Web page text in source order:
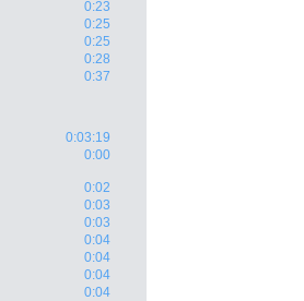
0:23
0:25
0:25
0:28
0:37
0:03:19
0:00
0:02
0:03
0:03
0:04
0:04
0:04
0:04